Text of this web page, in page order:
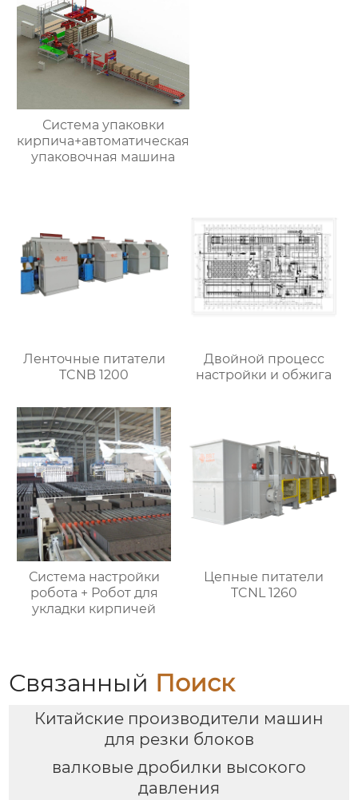
Система упаковки
кирпича+автоматическая
упаковочная машина
Ленточные питатели
TCNB 1200
Двойной процесс
настройки и обжига
Система настройки
робота + Робот для
укладки кирпичей
Цепные питатели
TCNL 1260
Связанный Поиск
Китайские производители машин
для резки блоков
валковые дробилки высокого
давления